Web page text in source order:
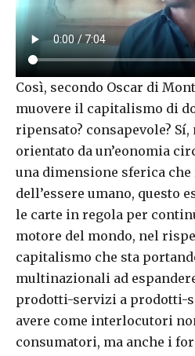
Così, secondo Oscar di
muovere il capitalismo di
ripensato? consapevole?
orientato da un’eonomia
una dimensione sferica
dell’essere umano, questo
le carte in regola per
motore del mondo, nel
capitalismo che sta
multinazionali ad
prodotti-servizi a prodotti-
avere come interlocutori
consumatori, ma anche i